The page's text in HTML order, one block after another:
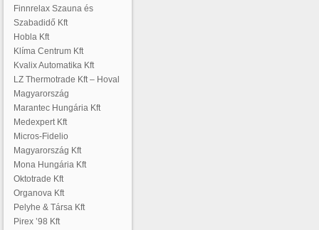
Finnrelax Szauna és
Szabadidő Kft
Hobla Kft
Klíma Centrum Kft
Kvalix Automatika Kft
LZ Thermotrade Kft – Hoval
Magyarország
Marantec Hungária Kft
Medexpert Kft
Micros-Fidelio
Magyarország Kft
Mona Hungária Kft
Oktotrade Kft
Organova Kft
Pelyhe & Társa Kft
Pirex ’98 Kft